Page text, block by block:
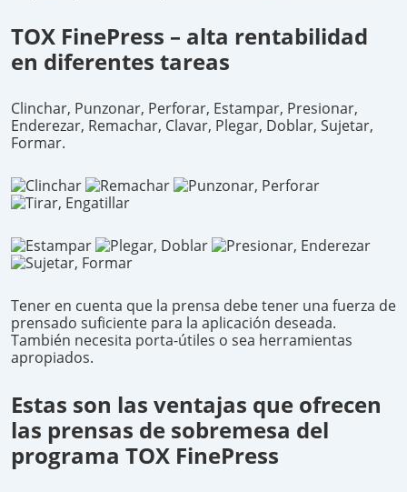
TOX FinePress – alta rentabilidad
en diferentes tareas
Clinchar, Punzonar, Perforar, Estampar, Presionar,
Enderezar, Remachar, Clavar, Plegar, Doblar, Sujetar,
Formar.
Tener en cuenta que la prensa debe tener una fuerza de
prensado suficiente para la aplicación deseada.
También necesita porta-útiles o sea herramientas
apropiados.
Estas son las ventajas que ofrecen
las prensas de sobremesa del
programa TOX FinePress